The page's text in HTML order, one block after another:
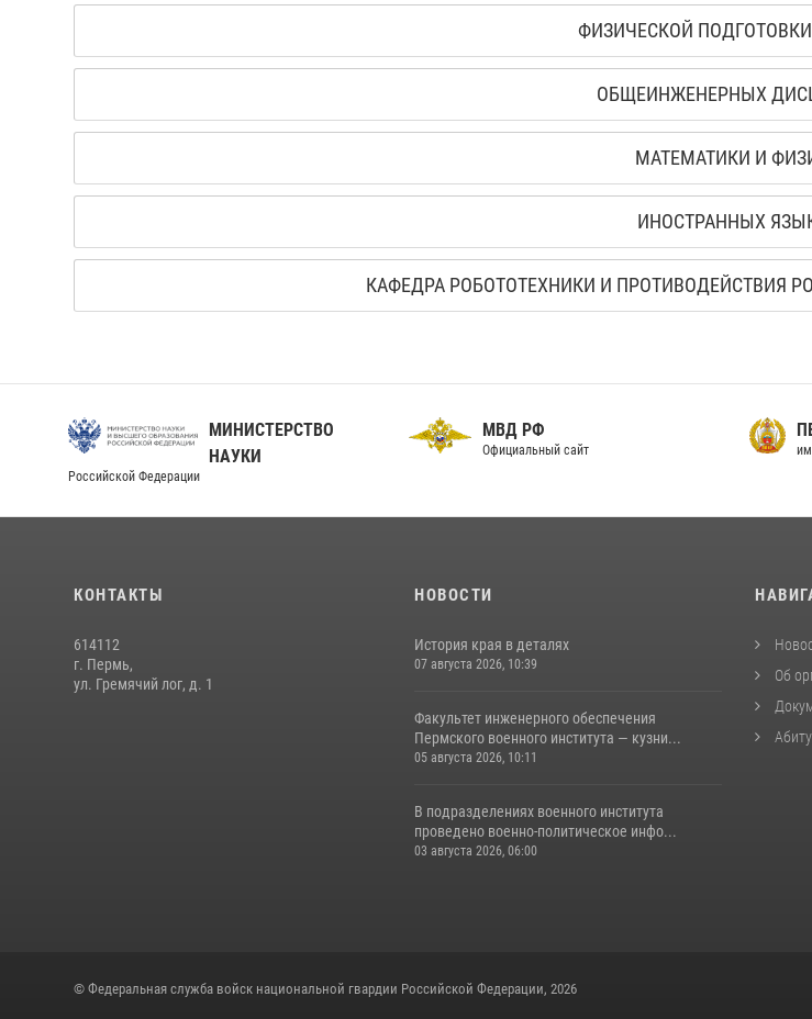
ФИЗИЧЕСКОЙ
ОБЩЕИНЖЕНЕРНЫХ
МАТЕМАТИКИ И
ИНОСТРАННЫХ
КАФЕДРА РОБОТОТЕХНИКИ И ПРОТИВОДЕЙСТВИЯ
МИНИСТЕРСТВО
НАУКИ
Российской Федерации
МВД РФ
Официальный сайт
КОНТАКТЫ
614112
г. Пермь,
ул. Гремячий лог, д. 1
НОВОСТИ
История края в деталях
07 августа 2026, 10:39
Факультет инженерного обеспечения
Пермского военного института — кузни...
05 августа 2026, 10:11
В подразделениях военного института
проведено военно-политическое инфо...
03 августа 2026, 06:00
Об
© Федеральная служба войск национальной гвардии Российской Федерации, 2026